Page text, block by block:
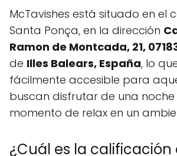
McTavishes está situado en el
Santa Ponça, en la dirección
Ramon de Montcada, 21,
de Illes Balears, España, lo
fácilmente accesible para
buscan disfrutar de una noche
momento de relax en un
¿Cuál es la calificación